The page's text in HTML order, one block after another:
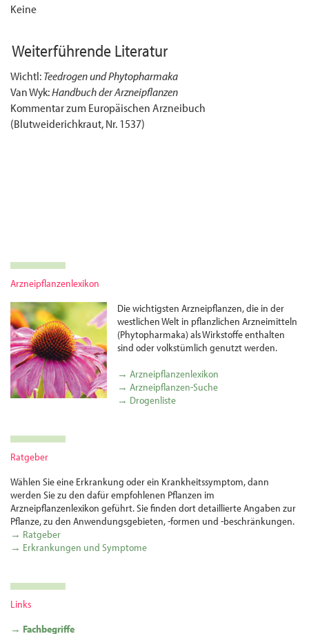
Keine
Weiterführende Literatur
Wichtl:Teedrogen und Phytopharmaka
Van Wyk:Handbuch der Arzneipflanzen
Kommentar zum Europäischen Arzneibuch
(Blutweiderichkraut, Nr. 1537)
Arzneipflanzenlexikon
Die wichtigsten Arznei­pflanzen, die in der
westlichen Welt in pflanzlichen Arznei­mitteln
(Phytopharmaka) als Wirkstoffe enthalten
sind oder volks­tümlich genutzt werden.
→ Arzneipflanzenlexikon
→ Arzneipflanzen-Suche
→ Drogenliste
Ratgeber
Wählen Sie eine Erkrankung oder ein Krankheitssymptom, dann
werden Sie zu den dafür empfohlenen Pflanzen im
Arzneipflanzenlexikon geführt. Sie finden dort detaillierte Angaben zur
Pflanze, zu den Anwendungsgebieten, -formen und -beschränkungen.
→ Ratgeber
→ Erkrankungen und Symptome
Links
→ Fachbegriffe